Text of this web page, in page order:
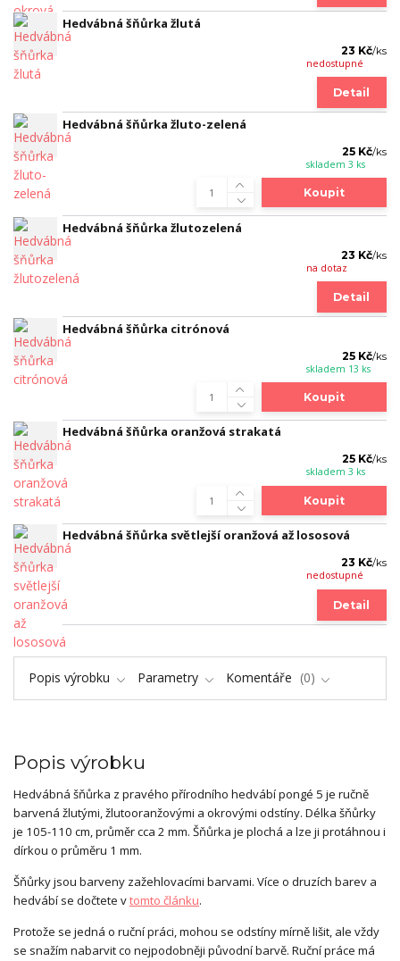
Hedvábná šňůrka žlutá
23 Kč/ks
nedostupné
Detail
Hedvábná šňůrka žluto-zelená
25 Kč/ks
skladem 3 ks
Koupit
Hedvábná šňůrka žlutozelená
23 Kč/ks
na dotaz
Detail
Hedvábná šňůrka citrónová
25 Kč/ks
skladem 13 ks
Koupit
Hedvábná šňůrka oranžová strakatá
25 Kč/ks
skladem 3 ks
Koupit
Hedvábná šňůrka světlejší oranžová až lososová
23 Kč/ks
nedostupné
Detail
Popis výrobku Parametry Komentáře 0
Popis výrobku
Hedvábná šňůrka z pravého přírodního hedvábí pongé 5 je ručně
barvená žlutými, žlutooranžovými a okrovými odstíny. Délka šňůrky
je 105-110 cm, průměr cca 2 mm. Šňůrka je plochá a lze ji protáhnou i
dírkou o průměru 1 mm.
Šňůrky jsou barveny zažehlovacími barvami. Více o druzích barev a
hedvábí se dočtete vtomto článku.
Protože se jedná o ruční práci, mohou se odstíny mírně lišit, ale vždy
se snažím nabarvit co nejpodobněji původní barvě. Ruční práce má